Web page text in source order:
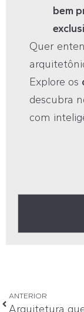
bem
Quer
Explore os
descubra
com
ANTERIOR